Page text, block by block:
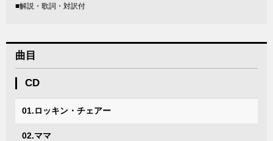
■解説・歌詞・対訳付
曲目
CD
01.ロッキン・チェアー
02.ママ